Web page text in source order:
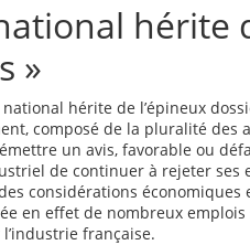
hérite
»
hérite de l’épineux
composé de la pluralité
un avis, favorable ou
de continuer à rejeter ses
considérations
en effet de nombreux
française.